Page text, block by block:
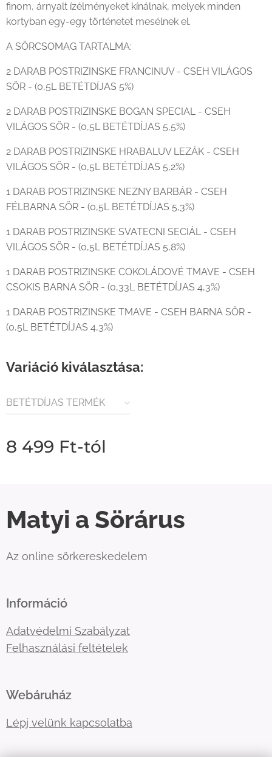
finom, árnyalt ízélményeket kínálnak, melyek minden
kortyban egy-egy történetet mesélnek el.
A SÖRCSOMAG TARTALMA:
2 DARAB POSTRIZINSKE FRANCINUV - CSEH VILÁGOS
SÖR - (0,5L BETÉTDÍJAS 5%)
2 DARAB POSTRIZINSKE BOGAN SPECIAL - CSEH
VILÁGOS SÖR - (0,5L BETÉTDÍJAS 5,5%)
2 DARAB POSTRIZINSKE HRABALUV LEZÁK - CSEH
VILÁGOS SÖR - (0,5L BETÉTDÍJAS 5,2%)
1 DARAB POSTRIZINSKE NEZNY BARBÁR - CSEH
FÉLBARNA SÖR - (0,5L BETÉTDÍJAS 5,3%)
1 DARAB POSTRIZINSKE SVATECNI SECIÁL - CSEH
VILÁGOS SÖR - (0,5L BETÉTDÍJAS 5,8%)
1 DARAB POSTRIZINSKE COKOLÁDOVÉ TMAVE - CSEH
CSOKIS BARNA SÖR - (0,33L BETÉTDÍJAS 4,3%)
1 DARAB POSTRIZINSKE TMAVE - CSEH BARNA SÖR -
(0,5L BETÉTDÍJAS 4,3%)
Variáció kiválasztása:
BETÉTDÍJAS TERMÉK
8 499 Ft-tól
Matyi a Sörárus
Az online sörkereskedelem
Információ
Adatvédelmi Szabályzat
Felhasználási feltételek
Webáruház
Lépj velünk kapcsolatba